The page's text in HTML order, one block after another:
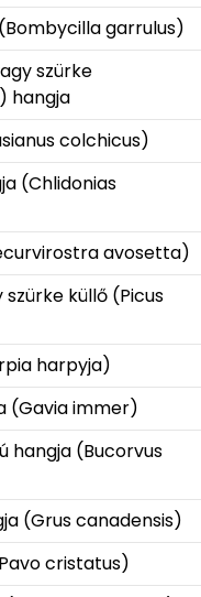
garrulus)
szürke
hangja
colchicus)
(Chlidonias
avosetta)
küllő (Picus
harpyja)
(Gavia immer)
hangja (Bucorvus
(Grus canadensis)
cristatus)